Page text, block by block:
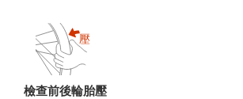
檢查前後輪胎壓